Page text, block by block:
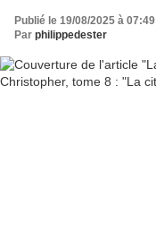
Publié le 19/08/2025 à 07:49
Par philippedester